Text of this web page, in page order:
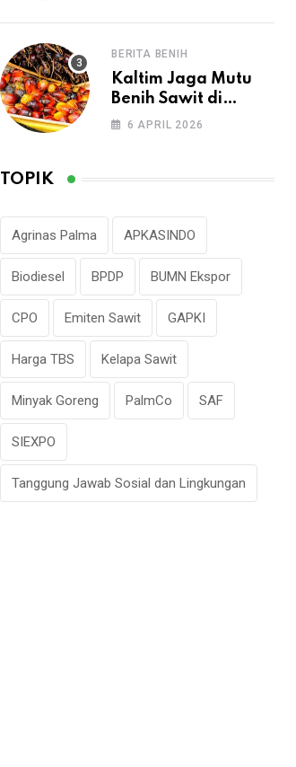
BERITA BENIH
Kaltim Jaga Mutu
Benih Sawit di
Tengah Lonjakan
6 APRIL 2026
TOPIK
Agrinas Palma APKASINDO
Biodiesel BPDP BUMN Ekspor
CPO Emiten Sawit GAPKI
Harga TBS Kelapa Sawit
Minyak Goreng PalmCo SAF
SIEXPO
Tanggung Jawab Sosial dan Lingkungan